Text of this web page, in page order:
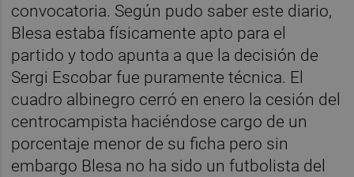
convocatoria. Según pudo saber este diario,
Blesa estaba físicamente apto para el
partido y todo apunta a que la decisión de
Sergi Escobar fue puramente técnica. El
cuadro albinegro cerró en enero la cesión del
centrocampista haciéndose cargo de un
porcentaje menor de su ficha pero sin
embargo Blesa no ha sido un futbolista del